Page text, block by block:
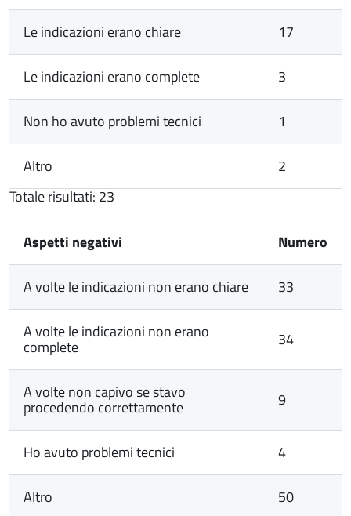
Le indicazioni erano chiare 17
Le indicazioni erano complete 3
Non ho avuto problemi tecnici 1
Altro
2
Totale risultati: 23
Aspetti negativi Numero
A volte le indicazioni non erano chiare 33
A volte le indicazioni non erano
complete 34
A volte non capivo se stavo
procedendo correttamente 9
Ho avuto problemi tecnici 4
Altro
50